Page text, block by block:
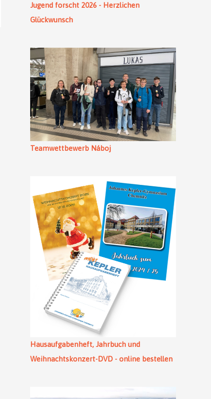
Jugend forscht 2026 - Herzlichen
Glückwunsch
Teamwettbewerb Náboj
Hausaufgabenheft, Jahrbuch und
Weihnachtskonzert-DVD - online bestellen